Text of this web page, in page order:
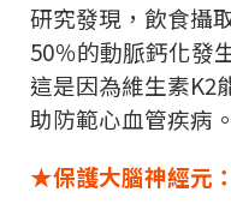
研究發現，飲食攝
50％的動脈鈣化發
這是因為維生素K2
助防範心血管疾病。
★保護大腦神經元：